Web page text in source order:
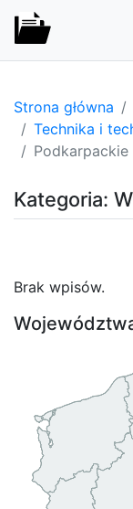
Strona główna
Technika i
Podkarpackie
Kategoria:
Brak wpisów.